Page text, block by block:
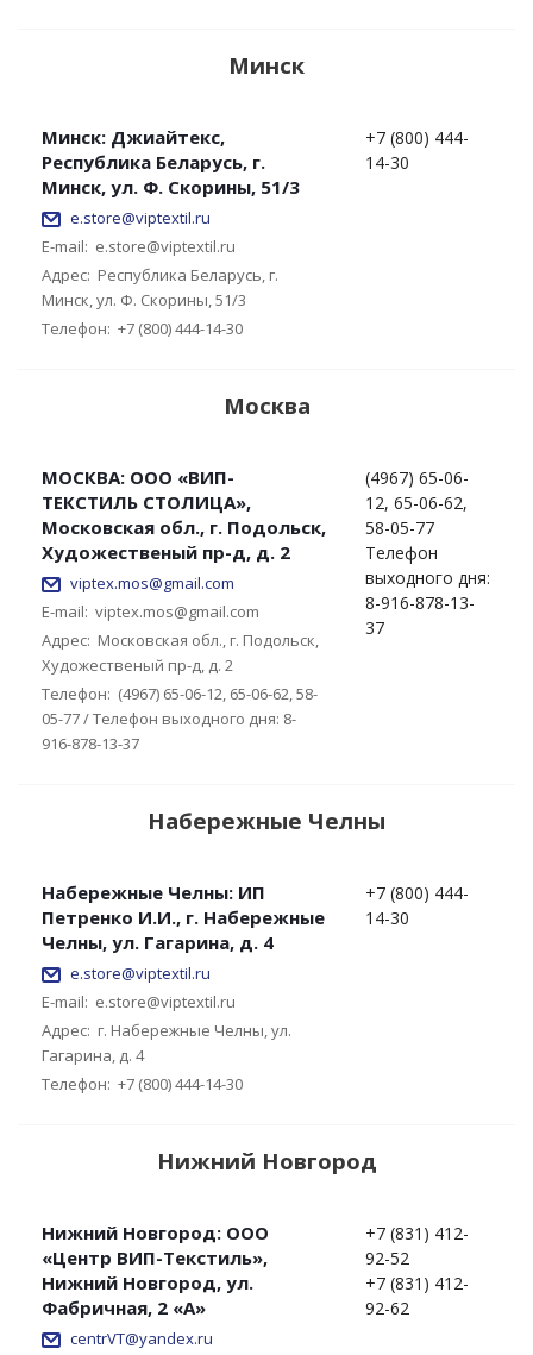
Минск
Минск: Джиайтекс,
Республика Беларусь, г.
Минск, ул. Ф. Скорины, 51/3
e.store@viptextil.ru
E-mail: e.store@viptextil.ru
Адрес: Республика Беларусь, г.
Минск, ул. Ф. Скорины, 51/3
Телефон: +7 (800) 444-14-30
+7 (800) 444-
14-30
Москва
МОСКВА: ООО «ВИП-
ТЕКСТИЛЬ СТОЛИЦА»,
Московская обл., г. Подольск,
Художественый пр-д, д. 2
viptex.mos@gmail.com
E-mail: viptex.mos@gmail.com
Адрес: Московская обл., г. Подольск,
Художественый пр-д, д. 2
Телефон: (4967) 65-06-12, 65-06-62, 58-
05-77 / Телефон выходного дня: 8-
916-878-13-37
(4967) 65-06-
12, 65-06-62,
58-05-77
Телефон
выходного дня:
8-916-878-13-
37
Набережные Челны
Набережные Челны: ИП
Петренко И.И., г. Набережные
Челны, ул. Гагарина, д. 4
e.store@viptextil.ru
E-mail: e.store@viptextil.ru
Адрес: г. Набережные Челны, ул.
Гагарина, д. 4
Телефон: +7 (800) 444-14-30
+7 (800) 444-
14-30
Нижний Новгород
Нижний Новгород: ООО
«Центр ВИП-Текстиль»,
Нижний Новгород, ул.
Фабричная, 2 «А»
centrVT@yandex.ru
+7 (831) 412-
92-52
+7 (831) 412-
92-62